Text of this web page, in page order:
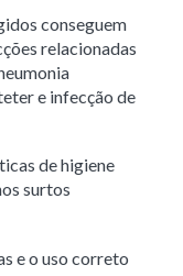
conseguem
relacionadas
e infecção de
de higiene
surtos
e o uso correto